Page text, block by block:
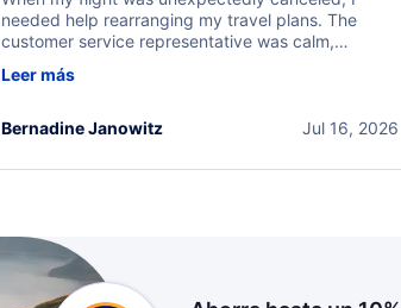
needed help rearranging my travel plans. The
customer service representative was calm,
process. They quickly found alternative flight
I truly appreciate the excellent support and
Leer más
Jul 16, 2026
Bernadine Janowitz